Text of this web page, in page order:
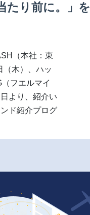
たり前に。」を
（本社：東
（⽊）、ハッ
フエルマイ
より、紹介い
ド紹介プログ